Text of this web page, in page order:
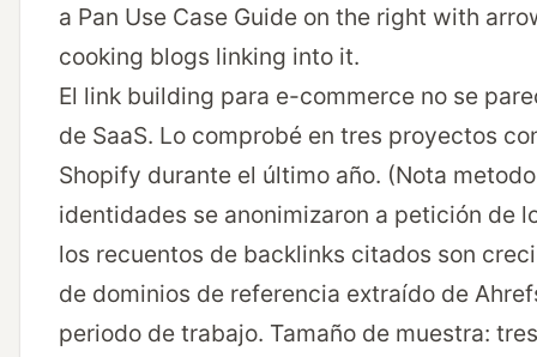
El link building para e-commerce no se
de SaaS. Lo comprobé en tres proyectos
Shopify durante el último año. (Nota
identidades se anonimizaron a petición de
los recuentos de backlinks citados son
de dominios de referencia extraído de
periodo de trabajo. Tamaño de muestra: